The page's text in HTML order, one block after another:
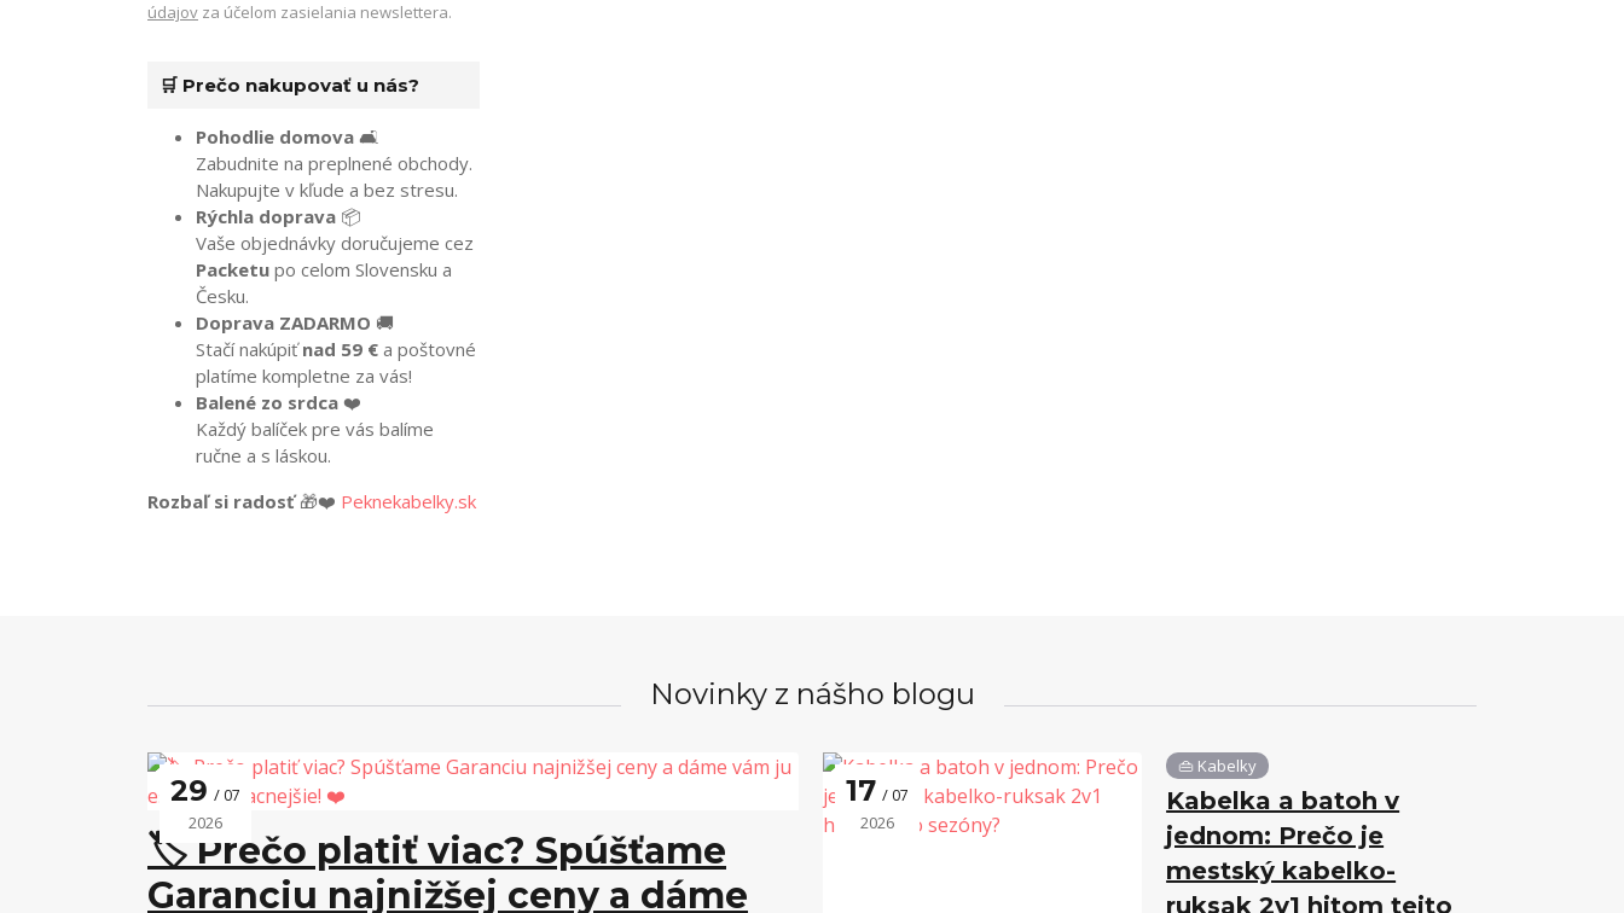
údajov za účelom zasielania newslettera.
🛒 Prečo nakupovať u nás?
Pohodlie domova 🛋️
Zabudnite na preplnené obchody.
Nakupujte v kľude a bez stresu.
Rýchla doprava 📦
Vaše objednávky doručujeme cez
Packetu po celom Slovensku a
Česku.
Doprava ZADARMO 🚚
Stačí nakúpiťnad 59 € a poštovné
platíme kompletne za vás!
Balené zo srdca ❤️
Každý balíček pre vás balíme
ručne a s láskou.
Rozbaľ si radosť🎁❤️ Peknekabelky.sk
Novinky z nášho blogu
29 07
2026
🏷️ Prečo platiť viac? Spúšťame
Garanciu najnižšej ceny a dáme
17 07
2026
👜 Kabelky
Kabelka a batoh v
jednom: Prečo je
mestský kabelko-
ruksak 2v1 hitom tejto